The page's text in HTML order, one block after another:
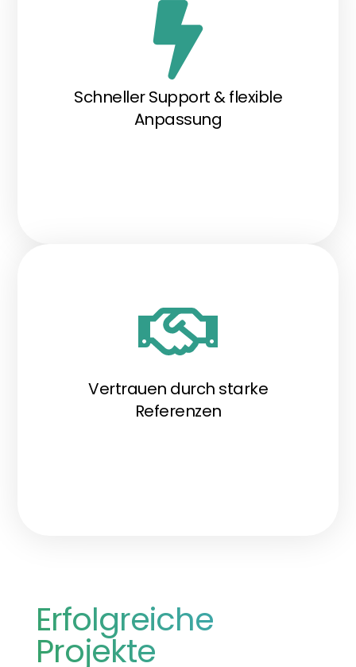
Schneller Support & flexible
Anpassung
Vertrauen durch starke
Referenzen
Erfolgreiche
Projekte